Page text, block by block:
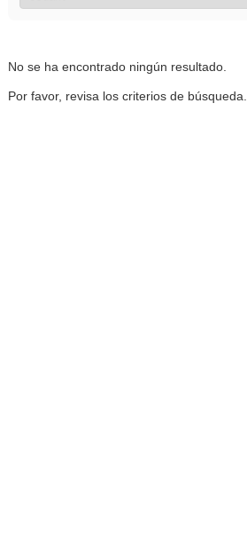
No se ha encontrado ningún resultado.
Por favor, revisa los criterios de búsqueda.